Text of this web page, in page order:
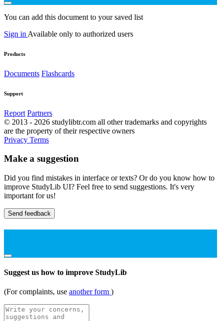
You can add this document to your saved list
Sign in Available only to authorized users
Products
Documents Flashcards
Support
Report Partners
© 2013 - 2026 studylibtr.com all other trademarks and copyrights
are the property of their respective owners
Privacy Terms
Make a suggestion
Did you find mistakes in interface or texts? Or do you know how to
improve StudyLib UI? Feel free to send suggestions. It's very
important for us!
Send feedback
Suggest us how to improve StudyLib
(For complaints, use another form )